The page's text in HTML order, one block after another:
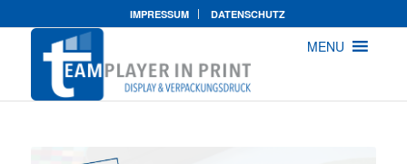
IMPRESSUM DATENSCHUTZ
MENU